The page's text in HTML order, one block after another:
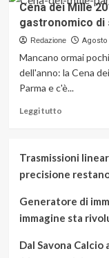
Cena dei Mille
gastronomico di
Redazione Agosto
Mancano ormai
dell'anno: la Cena
Parma e c'è...
Leggi tuttoLeggi
Cena
dei
2018:
tutti
dettagli
Trasmissioni
precisione
Generatore di
immagine sta
Dal Savona